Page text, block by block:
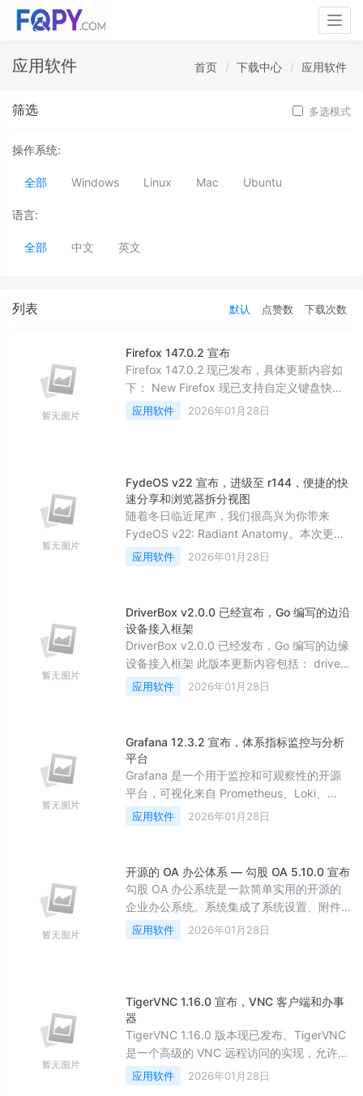
应用软件 首页 下载中心 应用软件
筛选 多选模式
操作系统:
全部 Windows Linux Mac Ubuntu
语言:
全部 中文 英文
列表 默认 点赞数 下载次数
Firefox 147.0.2 宣布
Firefox 147.0.2 现已发布，具体更新内容如
下： New Firefox 现已支持自定义键盘快捷
键，可替换难以输入或记忆的热键，避免与
其他软件冲突，并创建用户偏好的快捷键组
应用软件 2026年01月28日
FydeOS v22 宣布，进级至 r144，便捷的快
速分享和浏览器拆分视图
随着冬日临近尾声，我们很高兴为你带来
FydeOS v22: Radiant Anatomy。本次更新
将系统底层从 Chromium OS r138 升级到
r144，在提升稳定性的同时，也加入了一些
加顺心。 ...
应用软件 2026年01月28日
DriverBox v2.0.0 已经宣布，Go 编写的边沿
设备接入框架
DriverBox v2.0.0 已经发布，Go 编写的边缘
设备接入框架 此版本更新内容包括： driver-
box v2.0 发版内容 版本亮点 接口优化，体
验升级 - v2.0 全面优化插件接口设计，统一
应用软件 2026年01月28日
Grafana 12.3.2 宣布，体系指标监控与分析
平台
Grafana 是一个用于监控和可观察性的开源
平台，可视化来自 Prometheus、Loki、
Elasticsearch、InfluxDB、Postgres 等多个
来源的指标、日志等。 Grafana 12.3.2 正式
API：在仪...
应用软件 2026年01月28日
开源的 OA 办公体系 — 勾股 OA 5.10.0 宣布
勾股 OA 办公系统是一款简单实用的开源的
企业办公系统。系统集成了系统设置、附件
管理、人事管理、行政管理、消息管理、企
业公告、知识网盘、审批流程设置、办公审
应用软件 2026年01月28日
TigerVNC 1.16.0 宣布，VNC 客户端和办事
器
TigerVNC 1.16.0 版本现已发布。TigerVNC
是一个高级的 VNC 远程访问的实现，允许你
查看运行在网络上另一台计算机上的虚拟桌
面环境并与之交互；它是基于 RealVNC 4 和
应用软件 2026年01月28日